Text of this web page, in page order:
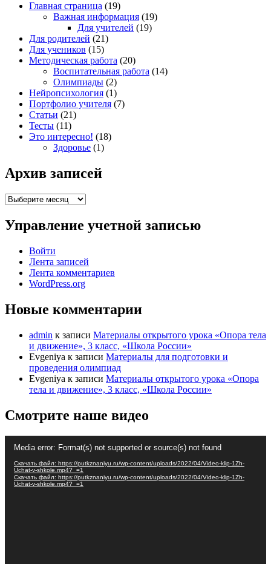
Главная страница (19)
Важная информация (19)
Для учителей (19)
Для родителей (21)
Для учеников (15)
Методическая работа (20)
Воспитательная работа (14)
Олимпиады (2)
Нейропсихология (1)
Портфолио учителя (7)
Статьи (21)
Тесты (11)
Это интересно! (18)
Здоровье (1)
Архив записей
Архив
Управление учетной записью
Войти
Лента записей
Лента комментариев
WordPress.org
Новые комментарии
admin к записи Материалы открытого урока «Опора тела
и движение», 3 класс, «Школа России»
Evgeniya к записи Материалы для подготовки и
проведения олимпиад
Evgeniya к записи Материалы открытого урока «Опора
тела и движение», 3 класс, «Школа России»
Смотрите наше видео
Media error: Format(s) not supported or source(s) not found
Скачать файл: https://putkznaniyu.ru/wp-content/uploads/2022/04/Video-klip-1Zh-
Uchat-v-shkole.mp4?_=1
Скачать файл: https://putkznaniyu.ru/wp-content/uploads/2022/04/Video-klip-1Zh-
Uchat-v-shkole.mp4?_=1